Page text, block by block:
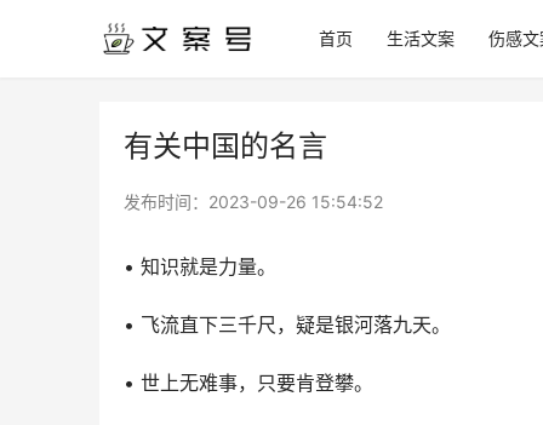
首页 生活文案 伤感文
有关中国的名言
发布时间： 2023-09-26 15:54:52
• 知识就是力量。
• 飞流直下三千尺，疑是银河落九天。
• 世上无难事，只要肯登攀。